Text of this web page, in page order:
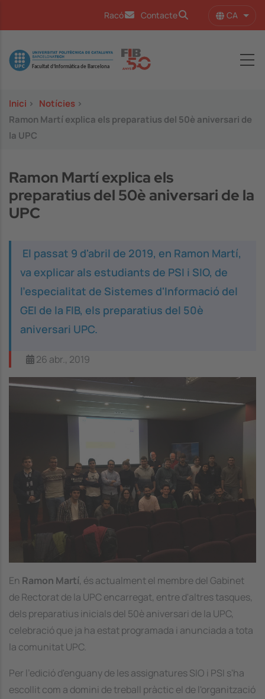
Racó Contacte CA
Image
Inici > Notícies >
Ramon Martí explica els preparatius del 50è aniversari de
la UPC
Ramon Martí explica els
preparatius del 50è aniversari de la
UPC
El passat 9 d'abril de 2019, en Ramon Martí,
va explicar als estudiants de PSI i SIO, de
l'especialitat de Sistemes d'Informació del
GEI de la FIB, els preparatius del 50è
aniversari UPC.
26 abr., 2019
Image
En Ramon Martí, és actualment el membre del Gabinet
de Rectorat de la UPC encarregat, entre d'altres tasques,
dels preparatius inicials del 50è aniversari de la UPC,
celebració que ja ha estat programada i anunciada a tota
la comunitat UPC.
Per l'edició d'enguany de les assignatures SIO i PSI s'ha
escollit com a domini de treball pràctic el de l'organització